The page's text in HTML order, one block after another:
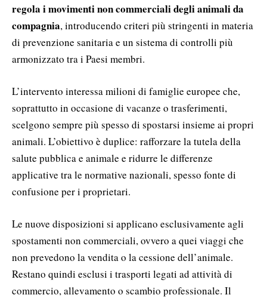
regola i movimenti non commerciali degli animali da
compagnia, introducendo criteri più stringenti in materia
di prevenzione sanitaria e un sistema di controlli più
armonizzato tra i Paesi membri.
L’intervento interessa milioni di famiglie europee che,
soprattutto in occasione di vacanze o trasferimenti,
scelgono sempre più spesso di spostarsi insieme ai propri
animali. L’obiettivo è duplice: rafforzare la tutela della
salute pubblica e animale e ridurre le differenze
applicative tra le normative nazionali, spesso fonte di
confusione per i proprietari.
Le nuove disposizioni si applicano esclusivamente agli
spostamenti non commerciali, ovvero a quei viaggi che
non prevedono la vendita o la cessione dell’animale.
Restano quindi esclusi i trasporti legati ad attività di
commercio, allevamento o scambio professionale. Il